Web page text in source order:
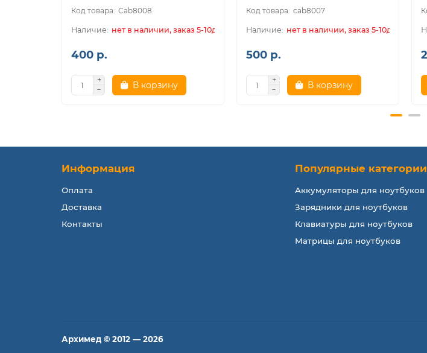
Cab8008
нет в наличии, заказ 5-10дн.
400 р.
В корзину
cab8007
нет в наличии, заказ 5-10дн.
500 р.
В корзину
Информация
Оплата
Доставка
Контакты
Популярные категории
Аккумуляторы для ноутбуков
Зарядники для ноутбуков
Клавиатуры для ноутбуков
Матрицы для ноутбуков
Архимед © 2012 — 2026